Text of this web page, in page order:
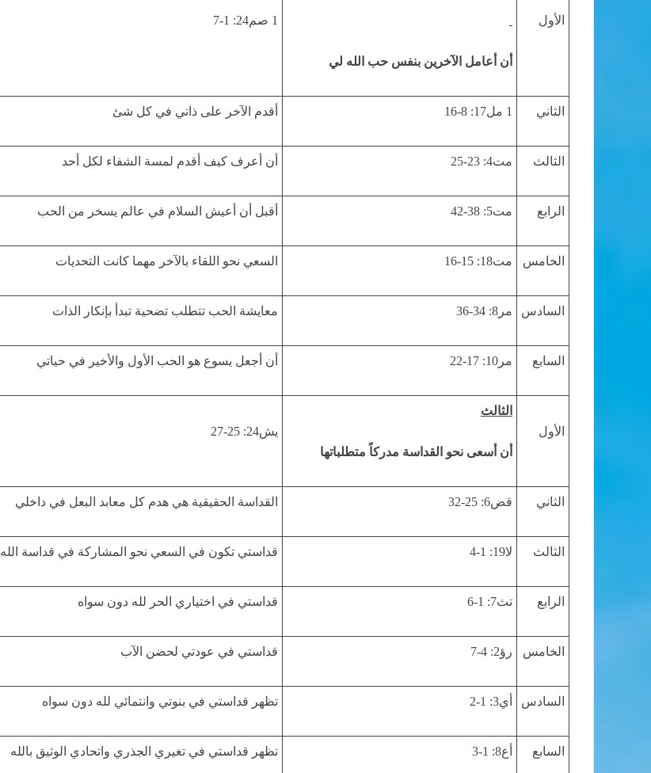
الأول
أن أعامل الآخرين بنفس حب الله لي
1 صم24: 1-7
الثاني 1 مل17: 8-16 أقدم الآخر على ذاتي في كل شئ
الثالث مت4: 23-25 أن أعرف كيف أقدم لمسة الشفاء لكل أحد
الرابع مت5: 38-42 أقبل أن أعيش السلام في عالم يسخر من الحب
الخامس مت18: 15-16 السعي نحو اللقاء بالآخر مهما كانت التحديات
السادس مر8: 34-36 معايشة الحب تتطلب تضحية تبدأ بإنكار الذات
السابع مر10: 17-22 أن أجعل يسوع هو الحب الأول والأخير في حياتي
الأول
الثالث
أن أسعى نحو القداسة مدركاً متطلباتها
يش24: 25-27
الثاني قض6: 25-32 القداسة الحقيقية هي هدم كل معابد البعل في داخلي
الثالث لا19: 1-4 قداستي تكون في السعي نحو المشاركة في قداسة الله
الرابع تث7: 1-6 قداستي في اختياري الحر لله دون سواه
الخامس رؤ2: 4-7 قداستي في عودتي لحضن الآب
السادس أي3: 1-2 تظهر قداستي في بنوتي وانتمائي لله دون سواه
السابع أع8: 1-3 تظهر قداستي في تغيري الجذري واتحادي الوثيق بالله